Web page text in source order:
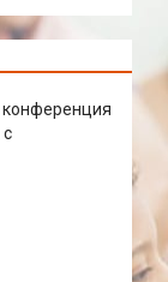
конференция